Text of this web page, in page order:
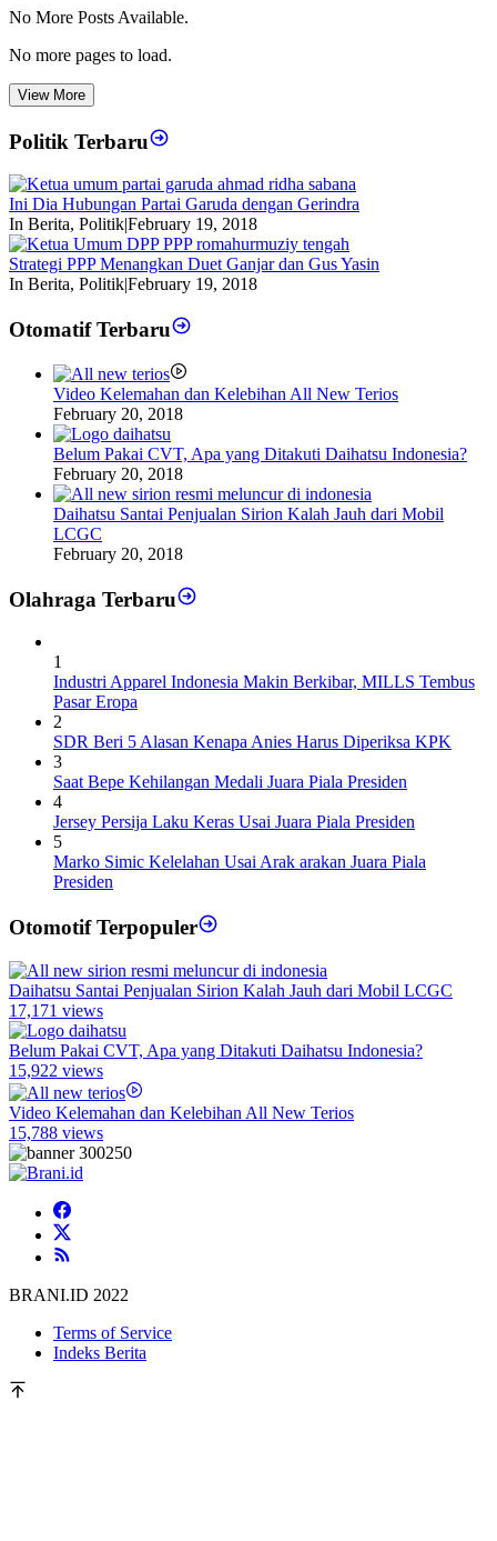
No More Posts Available.
No more pages to load.
View More
Politik Terbaru
Ini Dia Hubungan Partai Garuda dengan Gerindra
In Berita, Politik|February 19, 2018
Strategi PPP Menangkan Duet Ganjar dan Gus Yasin
In Berita, Politik|February 19, 2018
Otomatif Terbaru
Video Kelemahan dan Kelebihan All New Terios
February 20, 2018
Belum Pakai CVT, Apa yang Ditakuti Daihatsu Indonesia?
February 20, 2018
Daihatsu Santai Penjualan Sirion Kalah Jauh dari Mobil
LCGC
February 20, 2018
Olahraga Terbaru
1
Industri Apparel Indonesia Makin Berkibar, MILLS Tembus
Pasar Eropa
2
SDR Beri 5 Alasan Kenapa Anies Harus Diperiksa KPK
3
Saat Bepe Kehilangan Medali Juara Piala Presiden
4
Jersey Persija Laku Keras Usai Juara Piala Presiden
5
Marko Simic Kelelahan Usai Arak arakan Juara Piala
Presiden
Otomotif Terpopuler
Daihatsu Santai Penjualan Sirion Kalah Jauh dari Mobil LCGC
17,171 views
Belum Pakai CVT, Apa yang Ditakuti Daihatsu Indonesia?
15,922 views
Video Kelemahan dan Kelebihan All New Terios
15,788 views
BRANI.ID 2022
Terms of Service
Indeks Berita